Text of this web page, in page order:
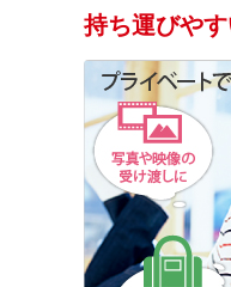
持ち運びや